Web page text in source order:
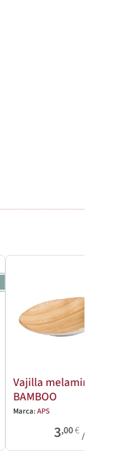
Vajilla melamina
BAMBOO
Marca:APS
3,00€/